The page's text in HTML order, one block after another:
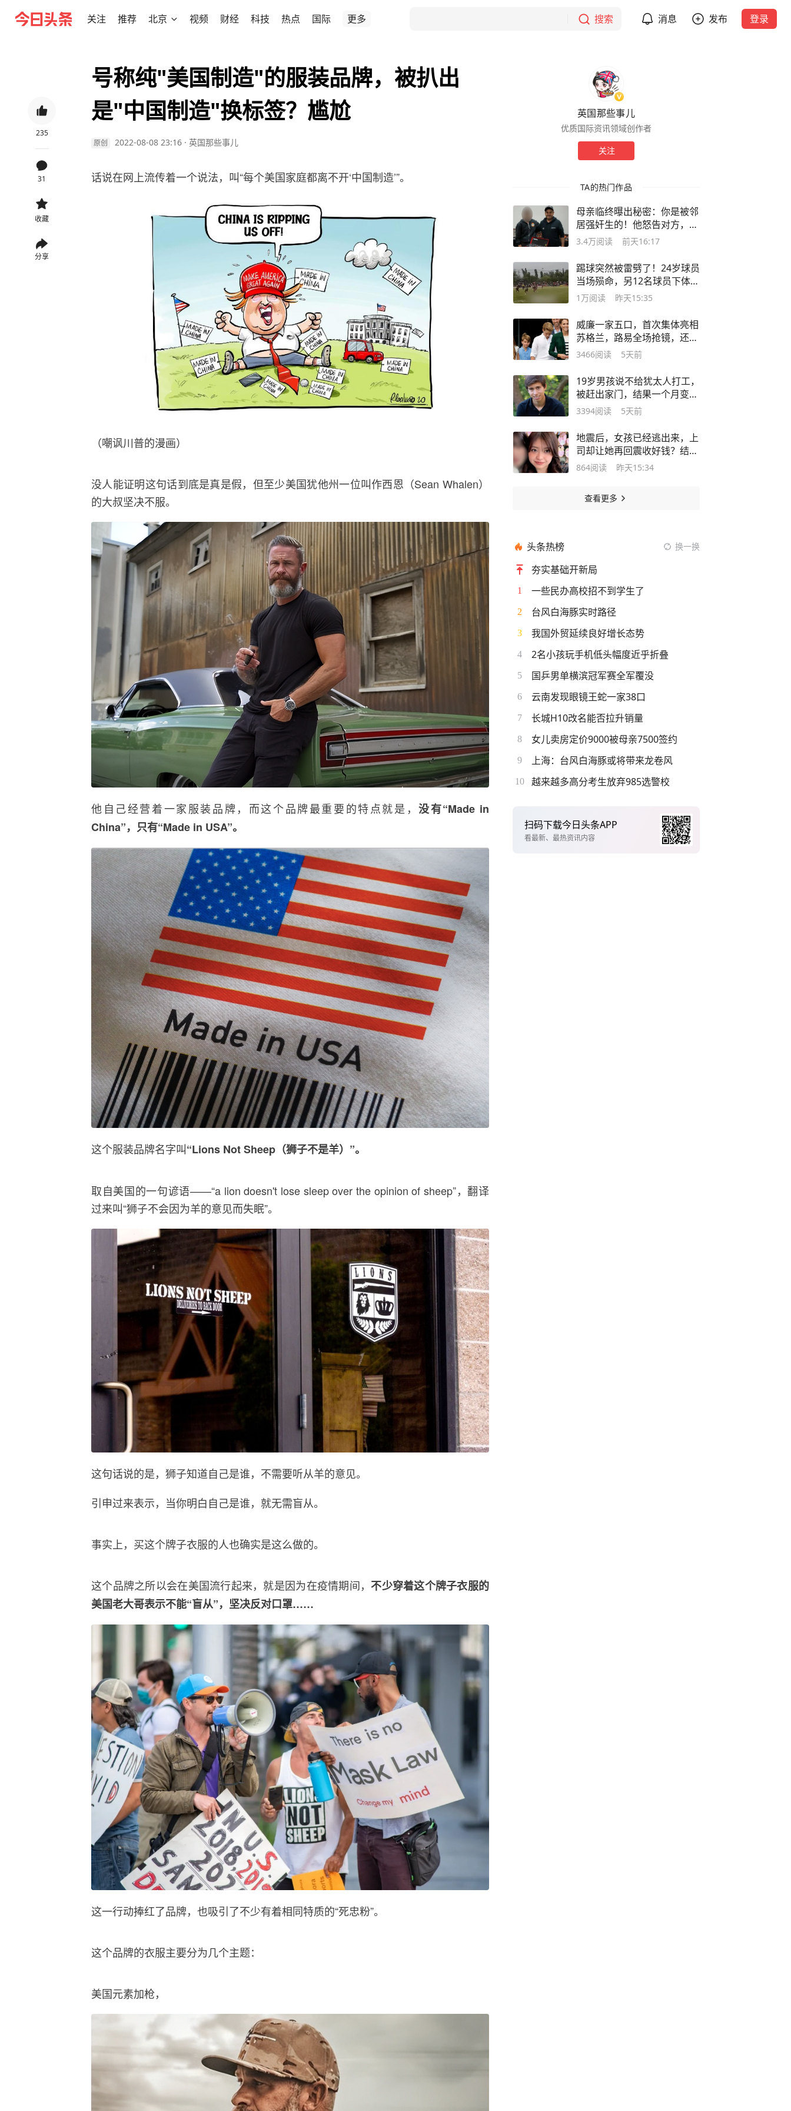
关注 推荐 北京 视频 财经 科技 热点 国际 更多 搜索 消息 发布 登录
235
31
收藏
分享
号称纯"美国制造"的服装品牌，被扒出
是"中国制造"换标签？尴尬
原创 2022-08-08 23:16 · 英国那些事儿
话说在网上流传着一个说法，叫“每个美国家庭都离不开‘中国制造’”。
（嘲讽川普的漫画）
没人能证明这句话到底是真是假，但至少美国犹他州一位叫作西恩（Sean Whalen）
的大叔坚决不服。
他自己经营着一家服装品牌，而这个品牌最重要的特点就是，没有“Made in
China”，只有“Made in USA”。
这个服装品牌名字叫“Lions Not Sheep（狮子不是羊）”。
取自美国的一句谚语——“a lion doesn't lose sleep over the opinion of sheep”，翻译
过来叫“狮子不会因为羊的意见而失眠”。
这句话说的是，狮子知道自己是谁，不需要听从羊的意见。
引申过来表示，当你明白自己是谁，就无需盲从。
事实上，买这个牌子衣服的人也确实是这么做的。
这个品牌之所以会在美国流行起来，就是因为在疫情期间， 不少穿着这个牌子衣服的
美国老大哥表示不能“盲从”，坚决反对口罩……
这一行动捧红了品牌，也吸引了不少有着相同特质的“死忠粉”。
这个品牌的衣服主要分为几个主题：
美国元素加枪，
英国那些事儿
优质国际资讯领域创作者
关注
TA的热门作品
母亲临终曝出秘密：你是被邻
居强奸生的！他怒告对方，结
局舒服了
3.4万阅读 前天16:17
踢球突然被雷劈了！24岁球员
当场殒命，另12名球员下体集
体烧伤
1万阅读 昨天15:35
威廉一家五口，首次集体亮相
苏格兰，路易全场抢镜，还被
姐姐吐槽
3466阅读 5天前
19岁男孩说不给犹太人打工，
被赶出家门，结果一个月变现
三万美金
3394阅读 5天前
地震后，女孩已经逃出来，上
司却让她再回震收好钱？结
果，人没了
864阅读 昨天15:34
查看更多
头条热榜 换一换
夯实基础开新局
1 一些民办高校招不到学生了
2 台风白海豚实时路径
3 我国外贸延续良好增长态势
4 2名小孩玩手机低头幅度近乎折叠
5 国乒男单横滨冠军赛全军覆没
6 云南发现眼镜王蛇一家38口
7 长城H10改名能否拉升销量
8 女儿卖房定价9000被母亲7500签约
9 上海：台风白海豚或将带来龙卷风
10 越来越多高分考生放弃985选警校
扫码下载今日头条APP
看最新、最热资讯内容